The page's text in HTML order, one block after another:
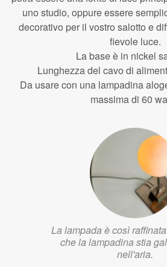
uno studio, oppure essere
decorativo per il vostro salotto e
fievole luce.
La base è in nickel
Lunghezza del cavo di
Da usare con una lampadina
massima di 60
La lampada è così
che la lampadina stia
nell'aria.